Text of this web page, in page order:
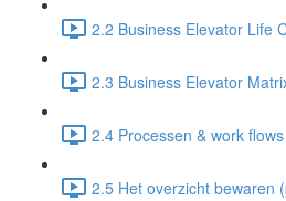
2.2 Business Elevator Life
2.3 Business Elevator
2.4 Processen & work
2.5 Het overzicht bewaren